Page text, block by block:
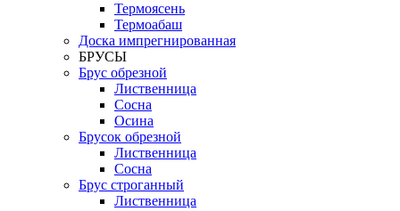
Термоясень
Термоабаш
Доска импрегнированная
БРУСЫ
Брус обрезной
Лиственница
Сосна
Осина
Брусок обрезной
Лиственница
Сосна
Брус строганный
Лиственница